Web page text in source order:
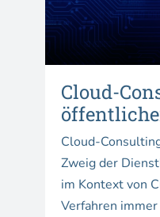
Cloud-
Cloud-
Zweig der
im Kontext von
Verfahren